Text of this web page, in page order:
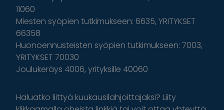
11060
Miesten syöpien tutkimukseen: 6635, YRITYKSET
66358
Huonoennusteisten syöpien tutkimukseen: 7003,
YRITYKSET 70030
Joulukeräys 4006, yrityksille 40060
Haluatko liittyä kuukausilahjoittajaksi? Liity